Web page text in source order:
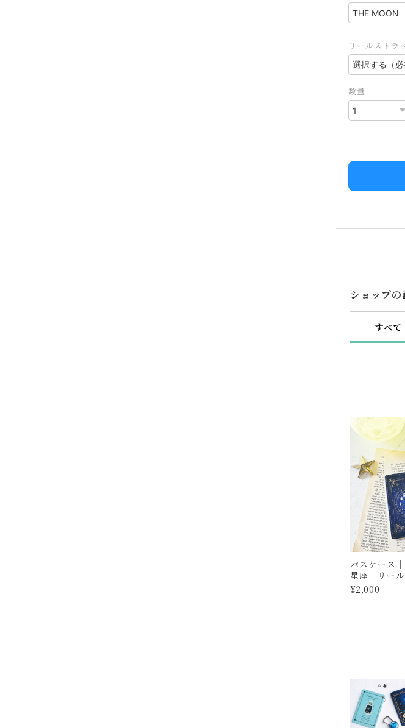
リールストラ
数量
ショップの
すべて
パスケース
星座｜リー
定期入れ・
¥2,000